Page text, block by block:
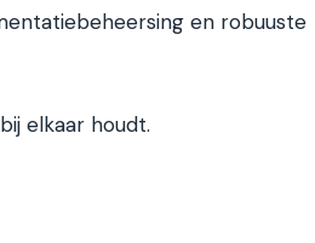
en robuuste
elkaar houdt.